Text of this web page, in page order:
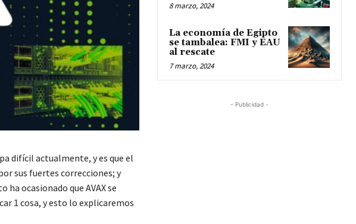
difícil actualmente, y es que el
sus fuertes correcciones; y
ocasionado que AVAX se
1 cosa, y esto lo explicaremos
8 marzo, 2024
La economía de Egipto
se tambalea: FMI y EAU
al rescate
7 marzo, 2024
- Publicidad -